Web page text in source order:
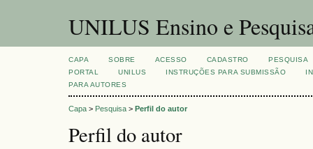
UNILUS Ensino e
CAPA SOBRE ACESSO CADASTRO
PESQUISA
PORTAL
UNILUS INSTRUÇÕES PARA SUBMISSÃO
PARA AUTORES
Capa > Pesquisa > Perfil do autor
Perfil do autor